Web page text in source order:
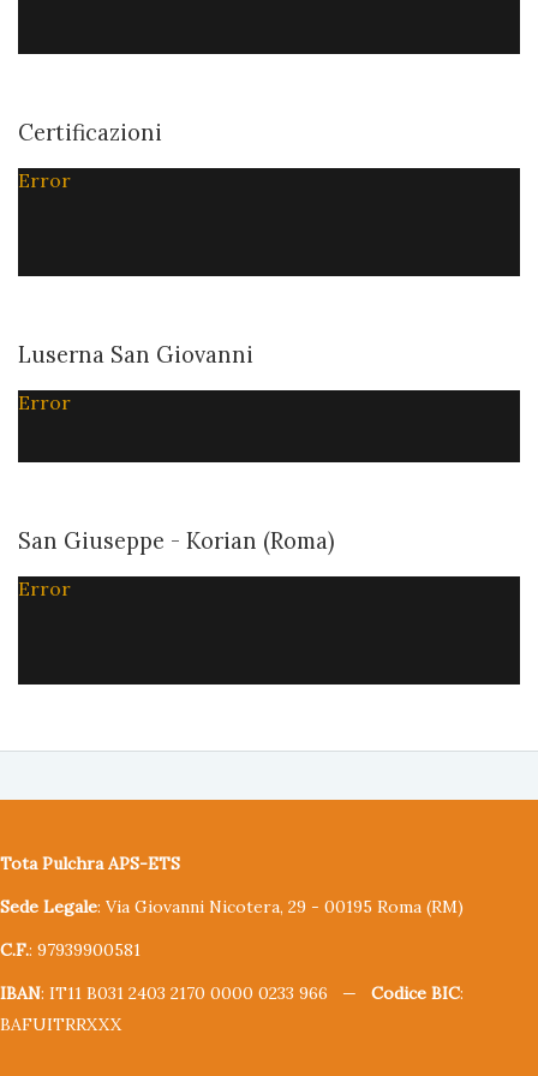
Certificazioni
Error
Luserna San Giovanni
Error
San Giuseppe - Korian (Roma)
Error
Tota Pulchra APS-ETS
Sede Legale: Via Giovanni Nicotera, 29 - 00195 Roma (RM)
C.F.: 97939900581
IBAN: IT11 B031 2403 2170 0000 0233 966 — Codice BIC:
BAFUITRRXXX